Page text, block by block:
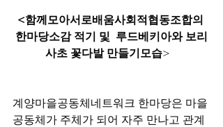
<함께모아서로배움사회적협동조합의
한마당소감 적기 및  루드베키아와 보리
사초 꽃다발 만들기모습>
계양마을공동체네트워크 한마당은 마을
공동체가 주체가 되어 자주 만나고 관계